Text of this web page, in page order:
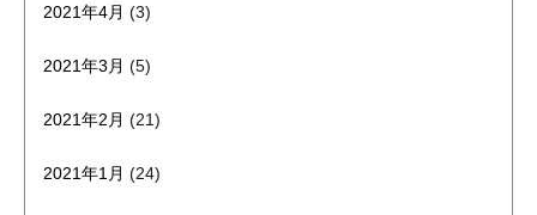
2021年4月 (3)
2021年3月 (5)
2021年2月 (21)
2021年1月 (24)